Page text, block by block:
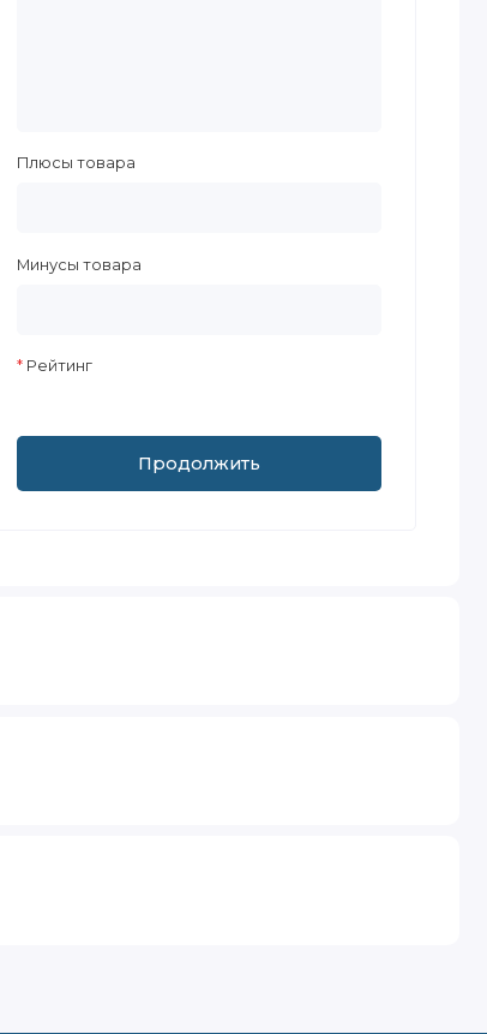
Плюсы товара
Минусы товара
Рейтинг
Продолжить